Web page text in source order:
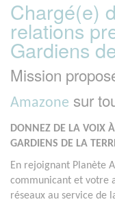
Chargé(e)
relations
Gardiens
Mission
Amazone sur
DONNEZ DE LA VOIX
GARDIENS DE LA
En rejoignant Planète
communicant et votre
réseaux au service de